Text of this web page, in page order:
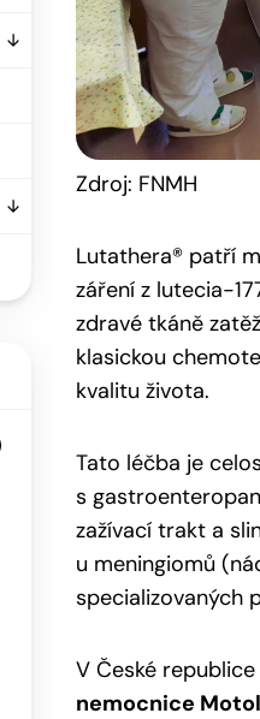
Zdroj: FNMH
Lutathera® patří
záření z lutecia-
zdravé tkáně
klasickou
kvalitu života.
Tato léčba je
s
zažívací trakt a
u meningiomů
specializovaných
V České
nemocnice